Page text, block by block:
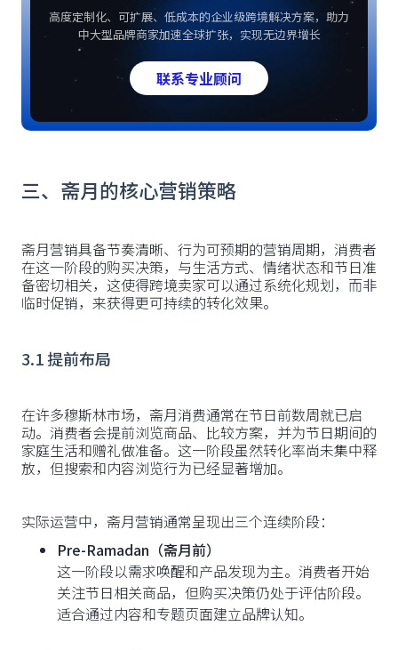
高度定制化、可扩展、低成本的企业级跨境解决方案，助力
中大型品牌商家加速全球扩张，实现无边界增长
联系专业顾问
三、斋月的核心营销策略
斋月营销具备节奏清晰、行为可预期的营销周期，消费者
在这一阶段的购买决策，与生活方式、情绪状态和节日准
备密切相关，这使得跨境卖家可以通过系统化规划，而非
临时促销，来获得更可持续的转化效果。
3.1 提前布局
在许多穆斯林市场，斋月消费通常在节日前数周就已启
动。消费者会提前浏览商品、比较方案，并为节日期间的
家庭生活和赠礼做准备。这一阶段虽然转化率尚未集中释
放，但搜索和内容浏览行为已经显著增加。
实际运营中，斋月营销通常呈现出三个连续阶段：
Pre-Ramadan（斋月前）
这一阶段以需求唤醒和产品发现为主。消费者开始
关注节日相关商品，但购买决策仍处于评估阶段。
适合通过内容和专题页面建立品牌认知。